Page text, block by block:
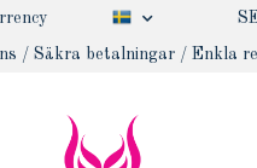
/ Säkra betalningar / Enkla